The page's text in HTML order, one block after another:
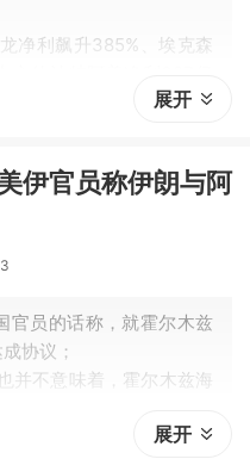
净利飙升385%、埃克森
展开
伊官员称伊朗与阿
员的话称，就霍尔木兹
协议；
不意味着，霍尔木兹海
忧，因为这将赋予伊朗
展开